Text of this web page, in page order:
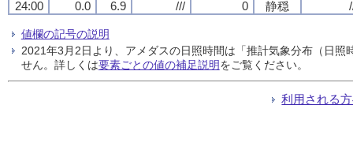
24:00
0.0 6.9 /// 0 静穏
値欄の記号の説明
2021年3月2日より、アメダスの日照時間は「推計気象分布（日
せん。詳しくは要素ごとの値の補足説明をご覧ください。
利用される